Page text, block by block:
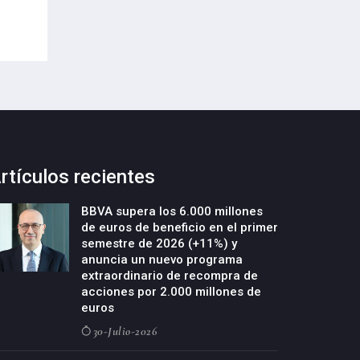
recientes
BBVA supera los 6.000 millones
de euros de beneficio en el primer
semestre de 2026 (+11%) y
anuncia un nuevo programa
extraordinario de recompra de
acciones por 2.000 millones de
euros
30-Julio-2026